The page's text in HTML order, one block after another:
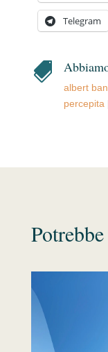
Telegram

albert
percepita